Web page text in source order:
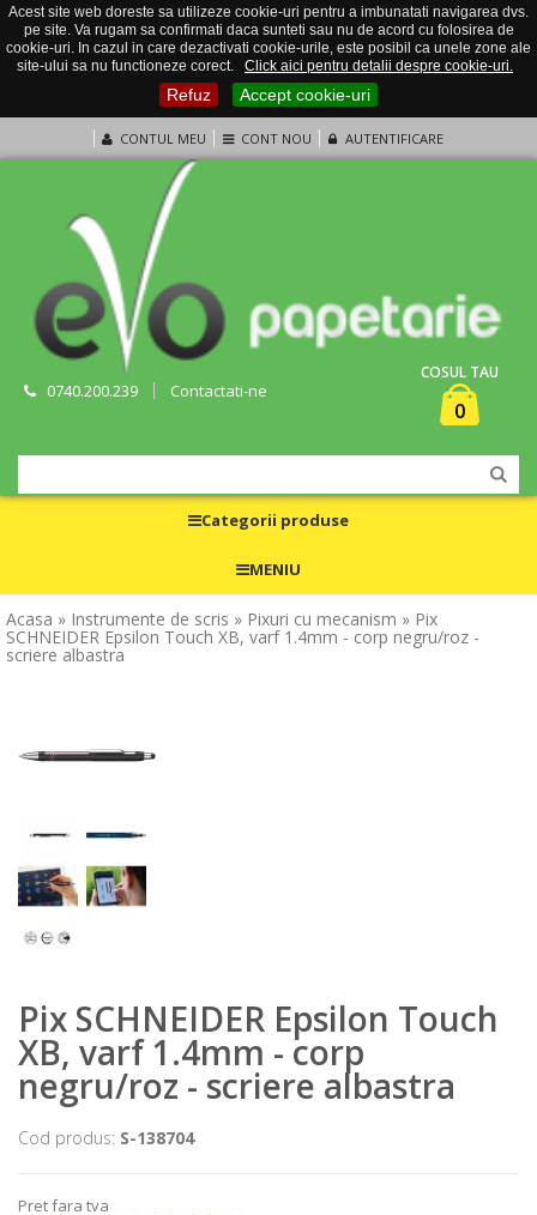
Acest site web doreste sa utilizeze cookie-uri pentru a imbunatati navigarea dvs.
pe site. Va rugam sa confirmati daca sunteti sau nu de acord cu folosirea de
cookie-uri. In cazul in care dezactivati cookie-urile, este posibil ca unele zone ale
site-ului sa nu functioneze corect.
Click aici pentru detalii despre cookie-uri.
Refuz Accept cookie-uri
CONTUL MEU CONT NOU AUTENTIFICARE
0740.200.239 Contactati-ne
COSUL TAU
0
Categorii produse
MENIU
Acasa » Instrumente de scris » Pixuri cu mecanism » Pix
SCHNEIDER Epsilon Touch XB, varf 1.4mm - corp negru/roz -
scriere albastra
Pix SCHNEIDER Epsilon Touch
XB, varf 1.4mm - corp
negru/roz - scriere albastra
Cod produs: S-138704
Pret fara tva